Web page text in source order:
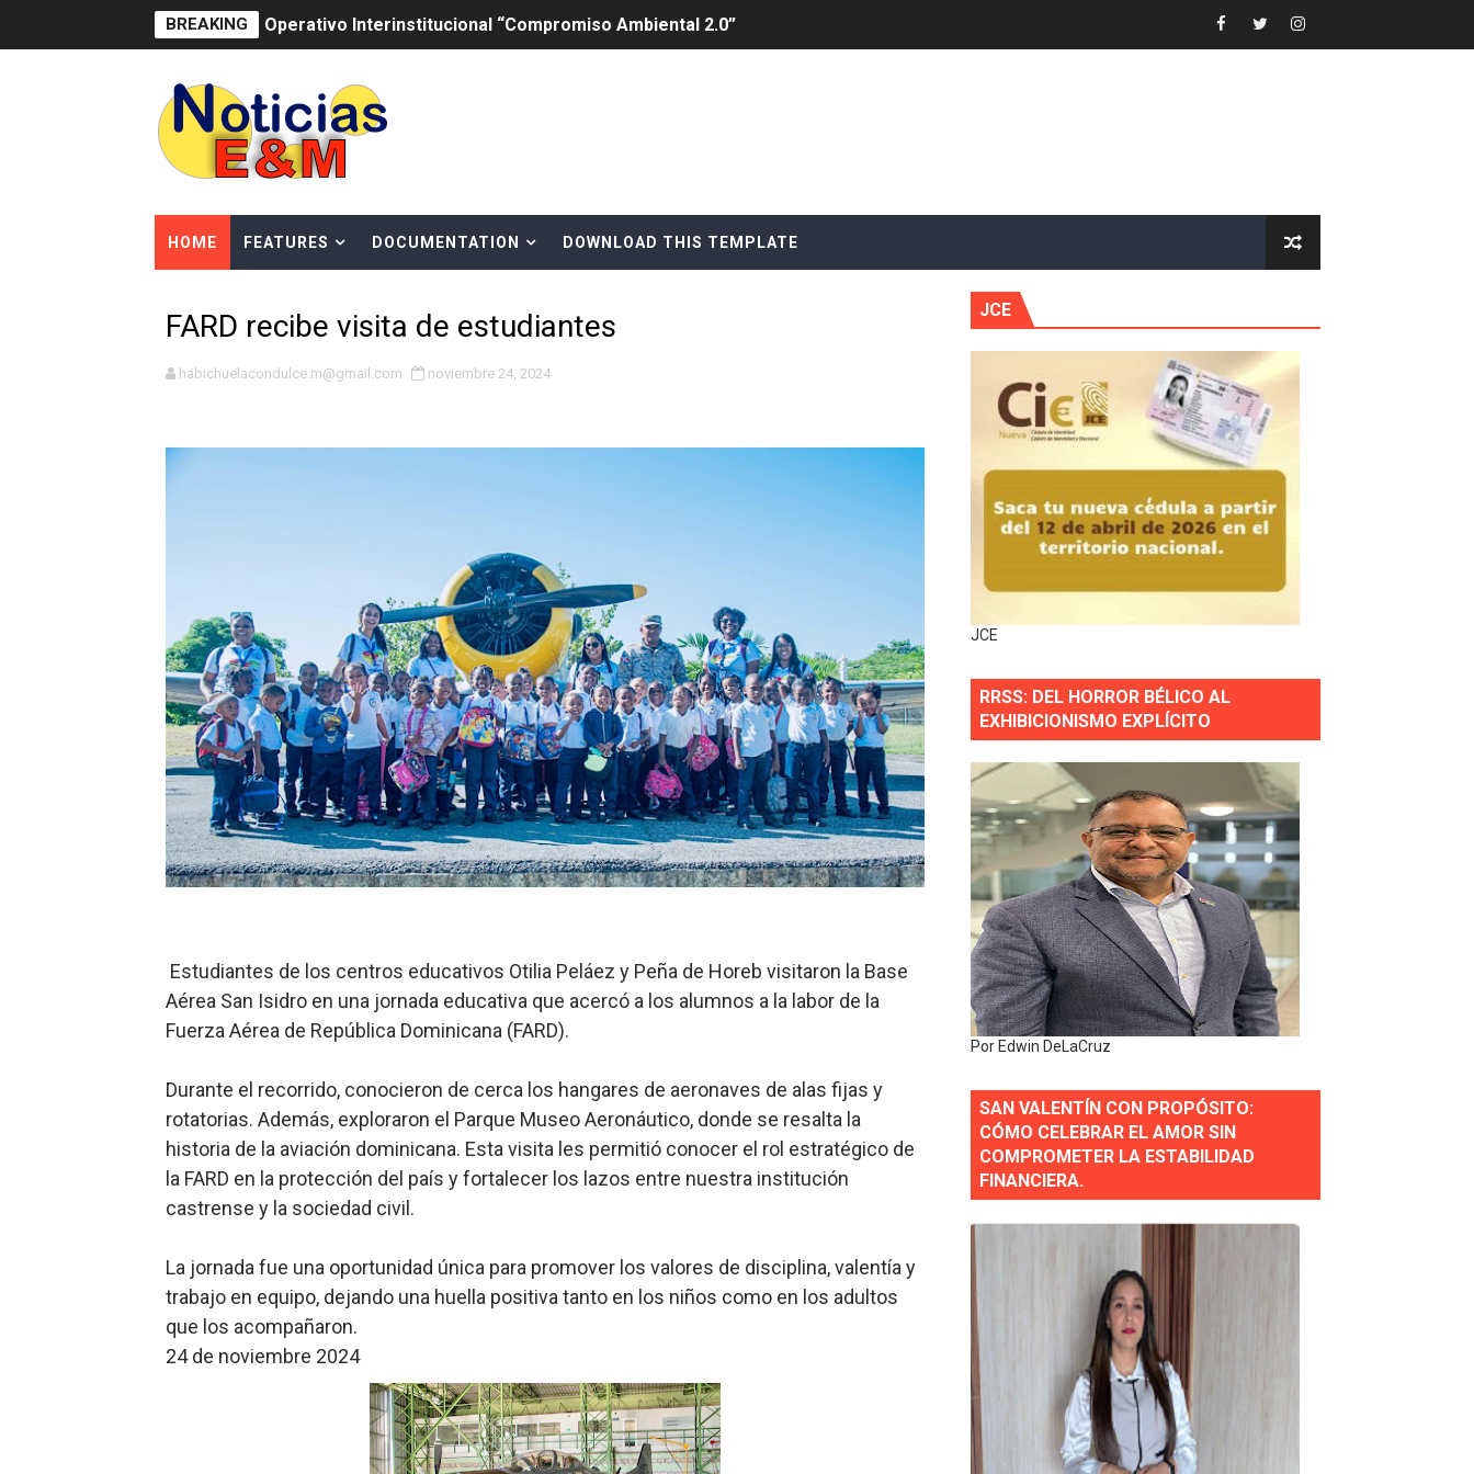
BREAKING Operativo Interinstitucional “Compromiso Ambiental 2.0”
Ministerio de Cultura anuncia ganadores de Premios Anuales de Literatura 2026 y el de Historia 2025
Más de 180 dirigentes sindicales de las Américas se reúnen en República Dominicana para fortalecer el diálogo social y el trabajo decente
Restaurante Amigos es reconocido por sus cuatro décadas de excelencia en el sector gastronómico
Banco Popular escala 17 posiciones en los mil mejores bancos del mundo
SNS y el SRSO actualizan Manual de Comunicación Interna y Externa para fortalecer gestión comunicacional en salud
Osiris de León responde a Roberto Tineo y a Yeisy por sus críticas destempladas sobre Presa de Guaiguí: "Es ignorancia supina"
Operativo interagencial frena delitos ambientales y recupera terrenos en zonas protegidas del país
-Propeep y Gestión Presidencial encabezan entrega compensación a comerciantes impactados por la obra vial, en cumplimiento de un
Ministerio de Defensa siembra esperanza y protege el agua mediante Jornada de Reforestación en Manabao
MICM y CECCOM retienen 213,355 galones de combustibles y 46 millones de mercancías en lo que va de año
Bienes Nacionales recauda más de RD 57 millones en segunda subasta pública del año
Residentes en San Juan beneficiados con jornada asistencial de Desarrollo de la Comunidad y Ejército RD
El magistrado Henry Molina decidió no seguir en la Presidencia de la Suprema Corte de Justicia.
​Domingo Plácido critica la situación económica y califica de ineficiente la gestión del gobierno
Graduación XII Promoción Servicio Militar Voluntario
Fellito Suberví asegura en Carolina Mejía RD tiene la oportunidad histórica de elegir la primera mujer presidente de la República
Hipótesis policial sobre atentado a balazos en la avenida Abraham Lincoln y fallecer horas después
PRM escogerá este domingo su nueva cúpula directiva con Abinader a la cabeza
Digecac realizará Primer Festival de Plantas 2026
Josefa Castillo: Liderazgo y Transformación Social al Frente del INAIPI
Lee Ballester a los que se forman como agentes “Todo el equipo de la DGM debe acogerse a normas éticas y ser garante de los derechos de
HOME FEATURES DOCUMENTATION DOWNLOAD THIS TEMPLATE
FARD recibe visita de estudiantes
habichuelacondulce.m@gmail.com noviembre 24, 2024
Estudiantes de los centros educativos Otilia Peláez y Peña de Horeb visitaron la Base
Aérea San Isidro en una jornada educativa que acercó a los alumnos a la labor de la
Fuerza Aérea de República Dominicana (FARD).
Durante el recorrido, conocieron de cerca los hangares de aeronaves de alas fijas y
rotatorias. Además, exploraron el Parque Museo Aeronáutico, donde se resalta la
historia de la aviación dominicana. Esta visita les permitió conocer el rol estratégico de
la FARD en la protección del país y fortalecer los lazos entre nuestra institución
castrense y la sociedad civil.
La jornada fue una oportunidad única para promover los valores de disciplina, valentía y
trabajo en equipo, dejando una huella positiva tanto en los niños como en los adultos
que los acompañaron.
24 de noviembre 2024
JCE
JCE
RRSS: DEL HORROR BÉLICO AL
EXHIBICIONISMO EXPLÍCITO
Por Edwin DeLaCruz
SAN VALENTÍN CON PROPÓSITO:
CÓMO CELEBRAR EL AMOR SIN
COMPROMETER LA ESTABILIDAD
FINANCIERA.